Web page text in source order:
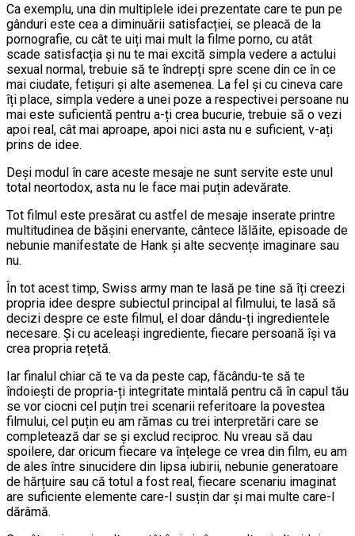
Ca exemplu, una din multiplele idei prezentate care te pun pe
gânduri este cea a diminuării satisfacției, se pleacă de la
pornografie, cu cât te uiți mai mult la filme porno, cu atât
scade satisfacția și nu te mai excită simpla vedere a actului
sexual normal, trebuie să te îndrepți spre scene din ce în ce
mai ciudate, fetișuri și alte asemenea. La fel și cu cineva care
îți place, simpla vedere a unei poze a respectivei persoane nu
mai este suficientă pentru a-ți crea bucurie, trebuie să o vezi
apoi real, cât mai aproape, apoi nici asta nu e suficient, v-ați
prins de idee.
Deși modul în care aceste mesaje ne sunt servite este unul
total neortodox, asta nu le face mai puțin adevărate.
Tot filmul este presărat cu astfel de mesaje inserate printre
multitudinea de bășini enervante, cântece lălăite, episoade de
nebunie manifestate de Hank și alte secvențe imaginare sau
nu.
În tot acest timp, Swiss army man te lasă pe tine să îți creezi
propria idee despre subiectul principal al filmului, te lasă să
decizi despre ce este filmul, el doar dându-ți ingredientele
necesare. Și cu aceleași ingrediente, fiecare persoană își va
crea propria rețetă.
Iar finalul chiar că te va da peste cap, făcându-te să te
îndoiești de propria-ți integritate mintală pentru că în capul tău
se vor ciocni cel puțin trei scenarii referitoare la povestea
filmului, cel puțin eu am rămas cu trei interpretări care se
completează dar se și exclud reciproc. Nu vreau să dau
spoilere, dar oricum fiecare va înțelege ce vrea din film, eu am
de ales între sinucidere din lipsa iubirii, nebunie generatoare
de hărțuire sau că totul a fost real, fiecare scenariu imaginat
are suficiente elemente care-l susțin dar și mai multe care-l
dărâmă.